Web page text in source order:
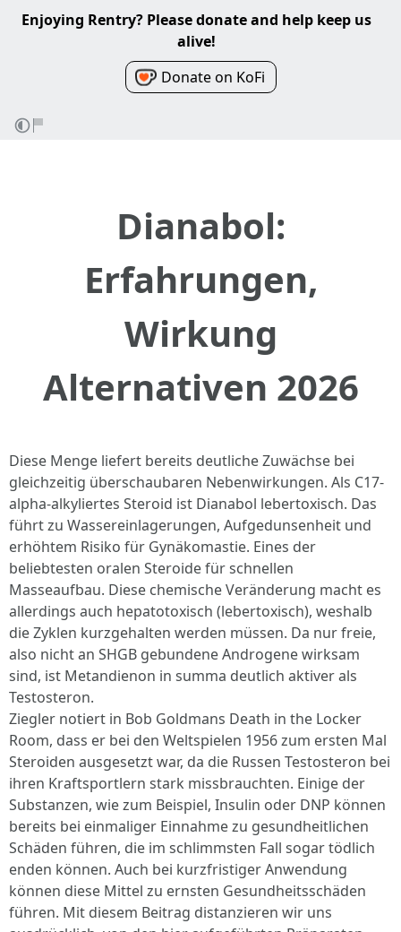
Enjoying Rentry? Please donate and help keep us
alive!
Donate on KoFi
Dianabol:
Erfahrungen,
Wirkung
Alternativen 2026
Diese Menge liefert bereits deutliche Zuwächse bei
gleichzeitig überschaubaren Nebenwirkungen. Als C17-
alpha-alkyliertes Steroid ist Dianabol lebertoxisch. Das
führt zu Wassereinlagerungen, Aufgedunsenheit und
erhöhtem Risiko für Gynäkomastie. Eines der
beliebtesten oralen Steroide für schnellen
Masseaufbau. Diese chemische Veränderung macht es
allerdings auch hepatotoxisch (lebertoxisch), weshalb
die Zyklen kurzgehalten werden müssen. Da nur freie,
also nicht an SHGB gebundene Androgene wirksam
sind, ist Metandienon in summa deutlich aktiver als
Testosteron.
Ziegler notiert in Bob Goldmans Death in the Locker
Room, dass er bei den Weltspielen 1956 zum ersten Mal
Steroiden ausgesetzt war, da die Russen Testosteron bei
ihren Kraftsportlern stark missbrauchten. Einige der
Substanzen, wie zum Beispiel, Insulin oder DNP können
bereits bei einmaliger Einnahme zu gesundheitlichen
Schäden führen, die im schlimmsten Fall sogar tödlich
enden können. Auch bei kurzfristiger Anwendung
können diese Mittel zu ernsten Gesundheitsschäden
führen. Mit diesem Beitrag distanzieren wir uns